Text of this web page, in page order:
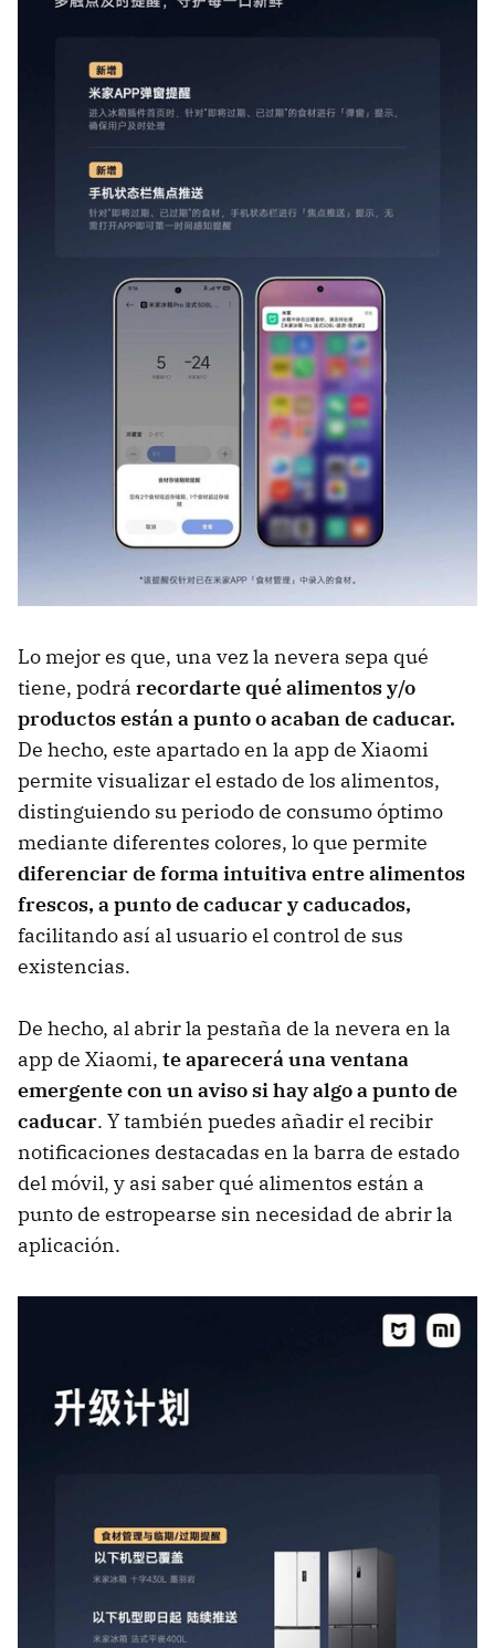
Lo mejor es que, una vez la nevera sepa qué
tiene, podrá recordarte qué alimentos y/o
productos están a punto o acaban de caducar.
De hecho, este apartado en la app de Xiaomi
permite visualizar el estado de los alimentos,
distinguiendo su periodo de consumo óptimo
mediante diferentes colores, lo que permite
diferenciar de forma intuitiva entre alimentos
frescos, a punto de caducar y caducados,
facilitando así al usuario el control de sus
existencias.
De hecho, al abrir la pestaña de la nevera en la
app de Xiaomi, te aparecerá una ventana
emergente con un aviso si hay algo a punto de
caducar. Y también puedes añadir el recibir
notificaciones destacadas en la barra de estado
del móvil, y asi saber qué alimentos están a
punto de estropearse sin necesidad de abrir la
aplicación.